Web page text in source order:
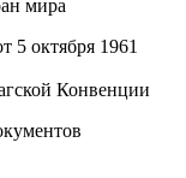
мира
5 октября 1961
Конвенции